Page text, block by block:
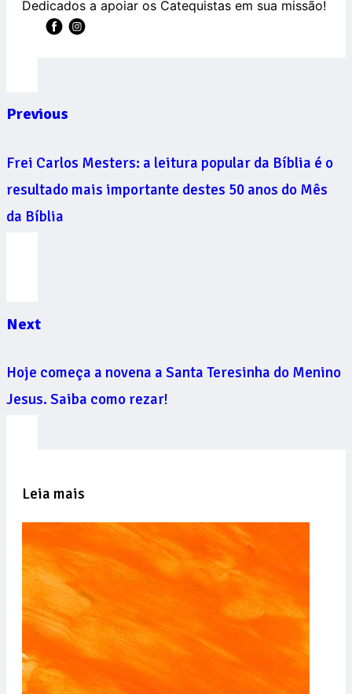
Dedicados a apoiar os Catequistas em sua missão!
Previous
Frei Carlos Mesters: a leitura popular da Bíblia é o
resultado mais importante destes 50 anos do Mês
da Bíblia
Next
Hoje começa a novena a Santa Teresinha do Menino
Jesus. Saiba como rezar!
Leia mais